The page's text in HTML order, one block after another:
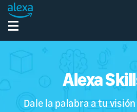
Alexa
Dale la palabra a tu